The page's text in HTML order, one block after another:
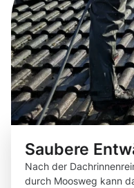
Saubere
Nach der
durch Moosweg kann